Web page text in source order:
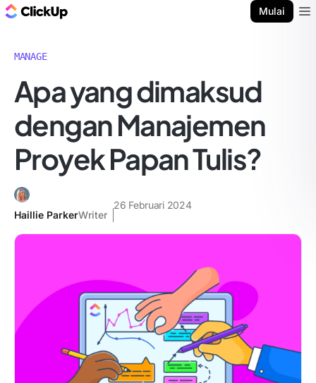
Mulai
MANAGE
Apa yang dimaksud
dengan Manajemen
Proyek Papan Tulis?
Haillie ParkerWriter
26 Februari 2024